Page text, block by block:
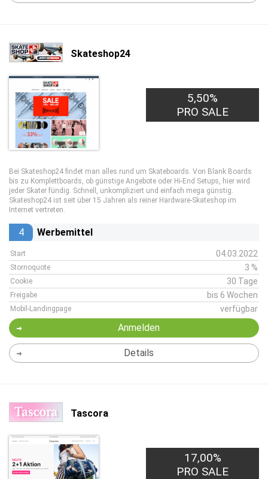
Skateshop24
5,50%
PRO SALE
Bei Skateshop24 findet man alles rund um Skateboards. Von Blank Boards
bis zu Komplettboards, ob günstige Angebote oder Hi-End Setups, hier wird
jeder Skater fündig. Schnell, unkompliziert und einfach mega günstig.
Skateshop24 ist seit über 15 Jahren als reiner Hardware-Skateshop im
Internet vertreten.
4 Werbemittel
Start 04.03.2022
Stornoquote 3 %
Cookie 30 Tage
Freigabe bis 6 Wochen
Mobil-Landingpage verfügbar
Anmelden
Details
Tascora
17,00%
PRO SALE